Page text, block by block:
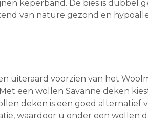
keperband. De bies is dubbel
van nature gezond en
uiteraard voorzien van het
een wollen Savanne deken
deken is een goed alternatief
waardoor u onder een wollen